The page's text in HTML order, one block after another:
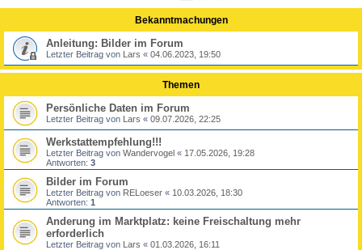
Bekanntmachungen
Anleitung: Bilder im Forum
Letzter Beitrag von Lars « 04.06.2023, 19:50
Themen
Persönliche Daten im Forum
Letzter Beitrag von Lars « 09.07.2026, 22:25
Werkstattempfehlung!!!
Letzter Beitrag von Wandervogel « 17.05.2026, 19:28
Antworten: 3
Bilder im Forum
Letzter Beitrag von RELoeser « 10.03.2026, 18:30
Antworten: 1
Anderung im Marktplatz: keine Freischaltung mehr
erforderlich
Letzter Beitrag von Lars « 01.03.2026, 16:11